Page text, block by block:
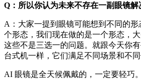
Q：所以你认为未来不存在一副眼镜解
A：大家一提到眼镜可能想到不同的形
个形态，我们现在做的是一个形态，大
这些不是三选一的问题。就跟今天你有
台式机一样，它们满足不同场景和不同
AI 眼镜是全天候佩戴的，一定要轻巧